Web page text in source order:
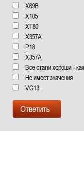
Х69В
Х105
XT80
X357A
Р18
Х357А
Все стали хороши -
Не имеет значения
VG13